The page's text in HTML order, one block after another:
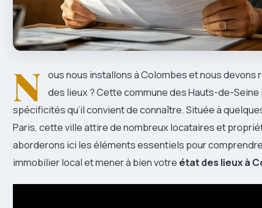
N ous nous installons à Colombes et nous devons
des lieux ? Cette commune des Hauts-de-
spécificités qu’il convient de connaître. Située à
Paris, cette ville attire de nombreux locataires et
aborderons ici les éléments essentiels pour
immobilier local et mener à bien votre état des lieux à